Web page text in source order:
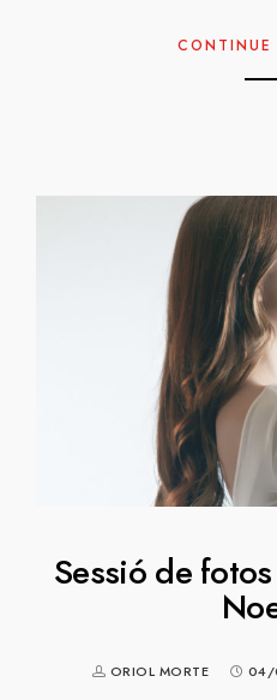
CONTINUE
Sessió de
ORIOL MORTE 04/